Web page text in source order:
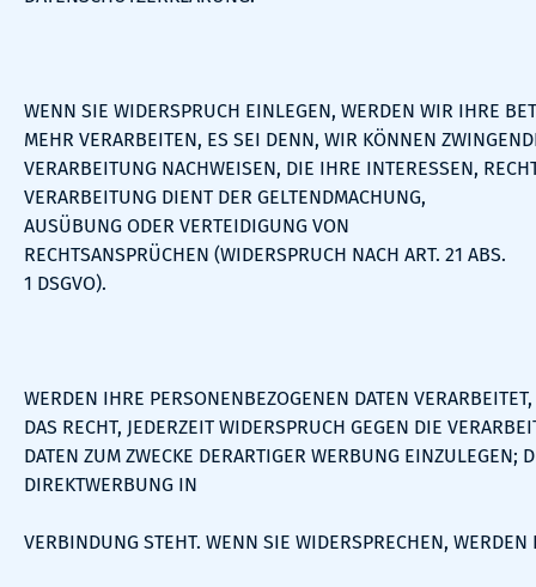
WENN SIE WIDERSPRUCH EINLEGEN, WERDEN WIR IHRE
MEHR VERARBEITEN, ES SEI DENN, WIR KÖNNEN
VERARBEITUNG NACHWEISEN, DIE IHRE INTERESSEN,
VERARBEITUNG DIENT DER GELTENDMACHUNG,
AUSÜBUNG ODER VERTEIDIGUNG VON
RECHTSANSPRÜCHEN (WIDERSPRUCH NACH ART. 21 ABS.
1 DSGVO).
WERDEN IHRE PERSONENBEZOGENEN DATEN
DAS RECHT, JEDERZEIT WIDERSPRUCH GEGEN DIE
DATEN ZUM ZWECKE DERARTIGER WERBUNG EINZULEGEN;
DIREKTWERBUNG IN
VERBINDUNG STEHT. WENN SIE WIDERSPRECHEN,